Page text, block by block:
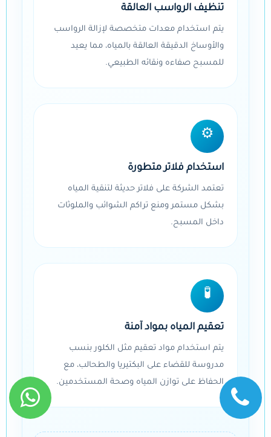
تنظيف الرواسب العالقة
يتم استخدام معدات متخصصة لإزالة الرواسب
والأوساخ الدقيقة العالقة بالمياه، مما يعيد
للمسبح صفاءه ونقائه الطبيعي.
⚙️
استخدام فلاتر متطورة
تعتمد الشركة على فلاتر حديثة لتنقية المياه
بشكل مستمر ومنع تراكم الشوائب والملوثات
داخل المسبح.
🧪
تعقيم المياه بمواد آمنة
يتم استخدام مواد تعقيم مثل الكلور بنسب
مدروسة للقضاء على البكتيريا والطحالب، مع
الحفاظ على توازن المياه وصحة المستخدمين.